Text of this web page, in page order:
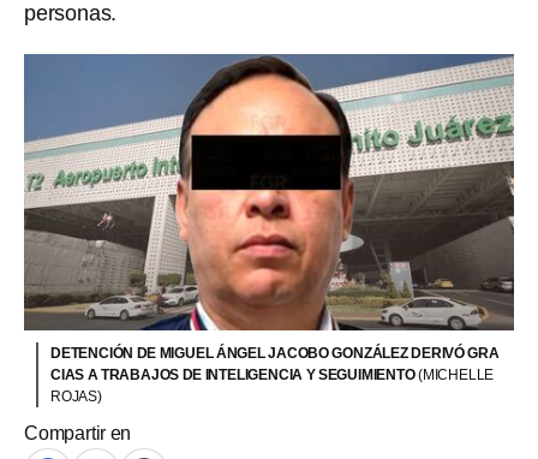
personas.
DETENCIÓN DE MIGUEL ÁNGEL JACOBO GONZÁLEZ DERIVÓ GRA
CIAS A TRABAJOS DE INTELIGENCIA Y SEGUIMIENTO(MICHELLE
ROJAS)
Compartir en